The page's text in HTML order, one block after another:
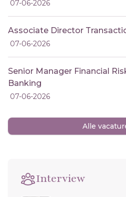
07-06-2026
Associate Director
07-06-2026
Senior Manager Financial
Banking
07-06-2026
Alle
Interview